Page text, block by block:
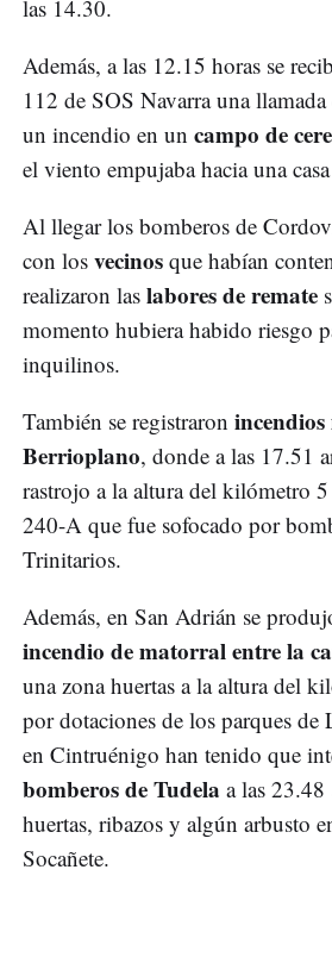
las 14.30.
Además, a las 12.15 horas se
112 de SOS Navarra una
un incendio en un campo de
el viento empujaba hacia una
Al llegar los bomberos de
con los vecinos que habían
realizaron las labores de remate
momento hubiera habido riesgo
inquilinos.
También se registraron incendios
Berrioplano, donde a las 17.51
rastrojo a la altura del kilómetro
240-A que fue sofocado por
Trinitarios.
Además, en San Adrián se
incendio de matorral entre la
una zona huertas a la altura del
por dotaciones de los parques de
en Cintruénigo han tenido que
bomberos de Tudela a las 23.48
huertas, ribazos y algún arbusto
Socañete.